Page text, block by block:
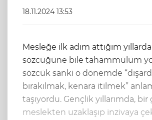
18.11.2024 13:53
Mesleğe ilk adım attığım
sözcüğüne bile tahammülüm
sözcük sanki o dönemde
bırakılmak, kenara itilmek”
taşıyordu. Gençlik yıllarımda, bir
meslekten uzaklaşıp inzivaya